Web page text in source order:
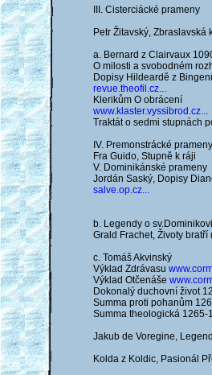
III. Cisterciácké prameny
Petr Žitavský,
a. Bernard z Clairvaux
O milosti a svobodném
Dopisy Hildeardě z
revue.theofil.cz...
Klerikům O obrácení
www.klaster.vyssibrod.cz...
Traktát o sedmi stupnách
IV. Premonstrácké prameny
Fra Guido, Stupně k ráji
V. Dominikánské prameny
Jordán Saský, Dopisy
salve.op.cz...
b. Legendy o
Grald Frachet, Životy
c. Tomáš Akvinský
Výklad Zdrávasu
Výklad Otčenáše
Dokonalý duchovní život
Summa proti pohanům
Summa theologická 1265-
Jakub de Voregine,
Kolda z Koldic, Pasionál